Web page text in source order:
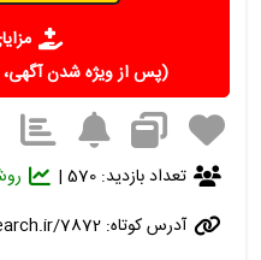
(پس از ویژه شدن
تعداد بازدید: 570 |
آدرس کوتاه: 7872